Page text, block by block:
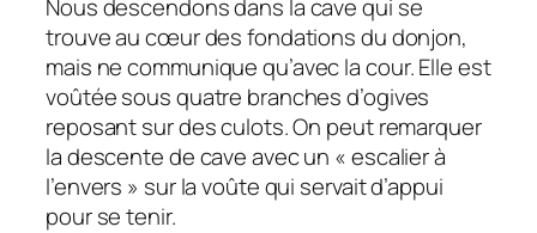
Nous descendons dans la cave qui se
trouve au cœur des fondations du donjon,
mais ne communique qu’avec la cour. Elle est
voûtée sous quatre branches d’ogives
reposant sur des culots. On peut remarquer
la descente de cave avec un « escalier à
l’envers » sur la voûte qui servait d’appui
pour se tenir.